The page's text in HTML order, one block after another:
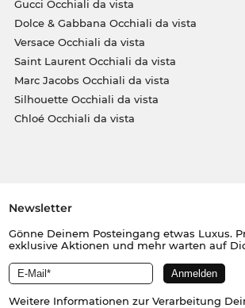
Gucci Occhiali da vista
Dolce & Gabbana Occhiali da vista
Versace Occhiali da vista
Saint Laurent Occhiali da vista
Marc Jacobs Occhiali da vista
Silhouette Occhiali da vista
Chloé Occhiali da vista
Newsletter
Gönne Deinem Posteingang etwas Luxus.
exklusive Aktionen und mehr warten auf
Weitere Informationen zur Verarbeitung